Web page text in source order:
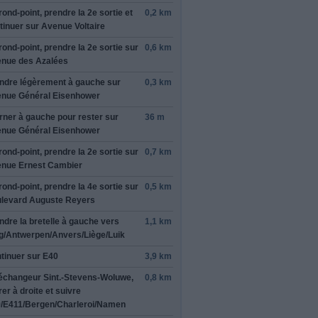
point, prendre la 2e sortie et
sur Avenue Voltaire
0,2 km
point, prendre la 2e sortie sur
des Azalées
0,6 km
légèrement à gauche sur
Général Eisenhower
0,3 km
à gauche pour rester sur
Général Eisenhower
36 m
point, prendre la 2e sortie sur
Ernest Cambier
0,7 km
point, prendre la 4e sortie sur
Auguste Reyers
0,5 km
la bretelle à gauche vers
/Antwerpen/Anvers/Liège/Luik
1,1 km
sur E40 3,9 km
Sint.-Stevens-Woluwe,
à droite et suivre
/E411/Bergen/Charleroi/Namen
0,8 km
cet avis